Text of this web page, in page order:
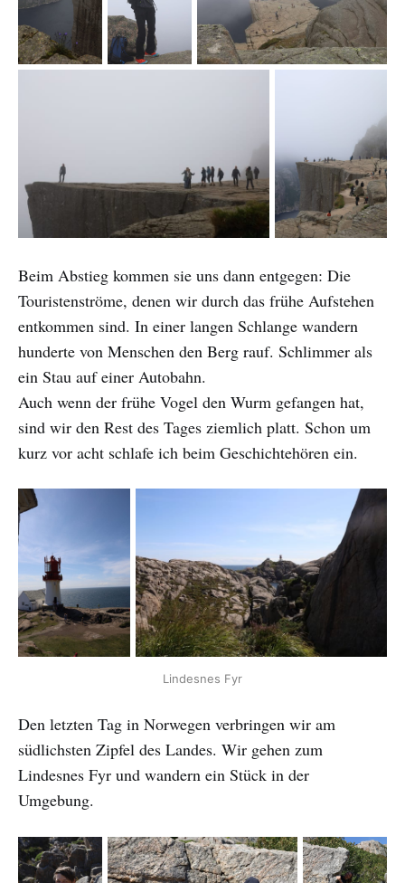
Beim Abstieg kommen sie uns dann entgegen: Die
Touristenströme, denen wir durch das frühe Aufstehen
entkommen sind. In einer langen Schlange wandern
hunderte von Menschen den Berg rauf. Schlimmer als
ein Stau auf einer Autobahn.
Auch wenn der frühe Vogel den Wurm gefangen hat,
sind wir den Rest des Tages ziemlich platt. Schon um
kurz vor acht schlafe ich beim Geschichtehören ein.
Lindesnes Fyr
Den letzten Tag in Norwegen verbringen wir am
südlichsten Zipfel des Landes. Wir gehen zum
Lindesnes Fyr und wandern ein Stück in der
Umgebung.